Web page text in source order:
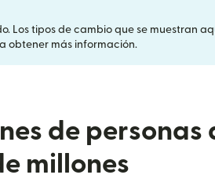
Los tipos de cambio que se muestran
obtener más información.
de personas
millones